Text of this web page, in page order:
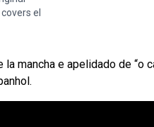
el
mancha e apelidado de “o